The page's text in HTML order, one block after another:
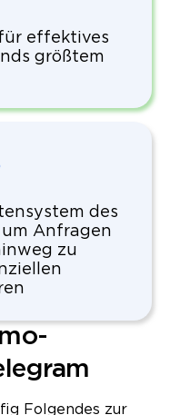
effektives
größtem
des
Anfragen
zu
Folgendes zur